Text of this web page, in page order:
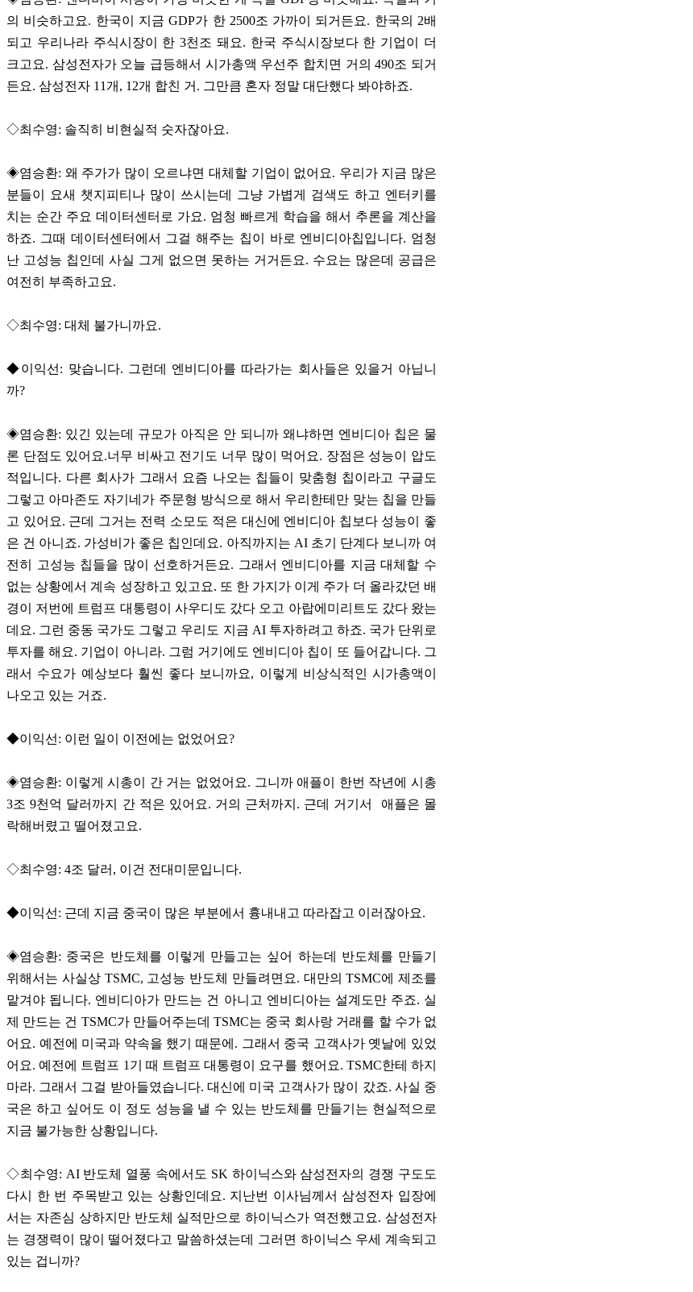
의 비슷하고요. 한국이 지금 GDP가 한 2500조 가까이 되거든요. 한국의 2배
되고 우리나라 주식시장이 한 3천조 돼요. 한국 주식시장보다 한 기업이 더
크고요. 삼성전자가 오늘 급등해서 시가총액 우선주 합치면 거의 490조 되거
든요. 삼성전자 11개, 12개 합친 거. 그만큼 혼자 정말 대단했다 봐야하죠.
◇최수영: 솔직히 비현실적 숫자잖아요.
◈염승환: 왜 주가가 많이 오르냐면 대체할 기업이 없어요. 우리가 지금 많은
분들이 요새 챗지피티나 많이 쓰시는데 그냥 가볍게 검색도 하고 엔터키를
치는 순간 주요 데이터센터로 가요. 엄청 빠르게 학습을 해서 추론을 계산을
하죠. 그때 데이터센터에서 그걸 해주는 칩이 바로 엔비디아칩입니다. 엄청
난 고성능 칩인데 사실 그게 없으면 못하는 거거든요. 수요는 많은데 공급은
여전히 부족하고요.
◇최수영: 대체 불가니까요.
◆이익선: 맞습니다. 그런데 엔비디아를 따라가는 회사들은 있을거 아닙니
까?
◈염승환: 있긴 있는데 규모가 아직은 안 되니까 왜냐하면 엔비디아 칩은 물
론 단점도 있어요.너무 비싸고 전기도 너무 많이 먹어요. 장점은 성능이 압도
적입니다. 다른 회사가 그래서 요즘 나오는 칩들이 맞춤형 칩이라고 구글도
그렇고 아마존도 자기네가 주문형 방식으로 해서 우리한테만 맞는 칩을 만들
고 있어요. 근데 그거는 전력 소모도 적은 대신에 엔비디아 칩보다 성능이 좋
은 건 아니죠. 가성비가 좋은 칩인데요. 아직까지는 AI 초기 단계다 보니까 여
전히 고성능 칩들을 많이 선호하거든요. 그래서 엔비디아를 지금 대체할 수
없는 상황에서 계속 성장하고 있고요. 또 한 가지가 이게 주가 더 올라갔던 배
경이 저번에 트럼프 대통령이 사우디도 갔다 오고 아랍에미리트도 갔다 왔는
데요. 그런 중동 국가도 그렇고 우리도 지금 AI 투자하려고 하죠. 국가 단위로
투자를 해요. 기업이 아니라. 그럼 거기에도 엔비디아 칩이 또 들어갑니다. 그
래서 수요가 예상보다 훨씬 좋다 보니까요, 이렇게 비상식적인 시가총액이
나오고 있는 거죠.
◆이익선: 이런 일이 이전에는 없었어요?
◈염승환: 이렇게 시총이 간 거는 없었어요. 그니까 애플이 한번 작년에 시총
3조 9천억 달러까지 간 적은 있어요. 거의 근처까지. 근데 거기서 애플은 몰
락해버렸고 떨어졌고요.
◇최수영: 4조 달러, 이건 전대미문입니다.
◆이익선: 근데 지금 중국이 많은 부분에서 흉내내고 따라잡고 이러잖아요.
◈염승환: 중국은 반도체를 이렇게 만들고는 싶어 하는데 반도체를 만들기
위해서는 사실상 TSMC, 고성능 반도체 만들려면요. 대만의 TSMC에 제조를
맡겨야 됩니다. 엔비디아가 만드는 건 아니고 엔비디아는 설계도만 주죠. 실
제 만드는 건 TSMC가 만들어주는데 TSMC는 중국 회사랑 거래를 할 수가 없
어요. 예전에 미국과 약속을 했기 때문에. 그래서 중국 고객사가 옛날에 있었
어요. 예전에 트럼프 1기 때 트럼프 대통령이 요구를 했어요. TSMC한테 하지
마라. 그래서 그걸 받아들였습니다. 대신에 미국 고객사가 많이 갔죠. 사실 중
국은 하고 싶어도 이 정도 성능을 낼 수 있는 반도체를 만들기는 현실적으로
지금 불가능한 상황입니다.
◇최수영: AI 반도체 열풍 속에서도 SK 하이닉스와 삼성전자의 경쟁 구도도
다시 한 번 주목받고 있는 상황인데요. 지난번 이사님께서 삼성전자 입장에
서는 자존심 상하지만 반도체 실적만으로 하이닉스가 역전했고요. 삼성전자
는 경쟁력이 많이 떨어졌다고 말씀하셨는데 그러면 하이닉스 우세 계속되고
있는 겁니까?